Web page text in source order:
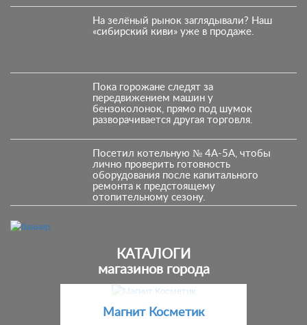
На зелёный рынок заглядывали? Наш
«сибирский киви» уже в продаже.
Пока горожане следят за
передвижением машин у
бензоколонок, прямо под шумок
разворачивается другая торговля.
Посетил котельную № 4А-5А, чтобы
лично проверить готовность
оборудования после капитального
ремонта к предстоящему
отопительному сезону.
КАТАЛОГИ
магазинов города
Магнит Косметик